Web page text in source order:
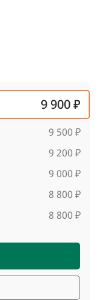
9 900 ₽
9 500 ₽
9 200 ₽
9 000 ₽
8 800 ₽
8 800 ₽